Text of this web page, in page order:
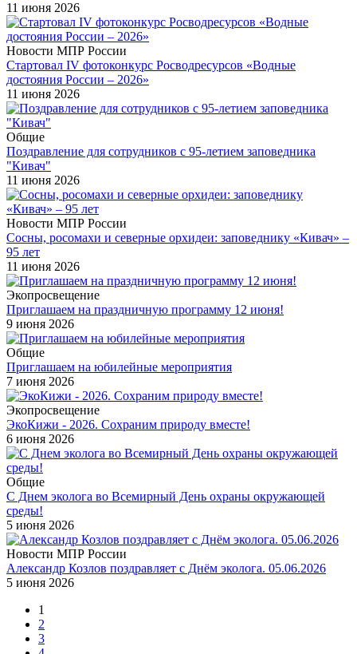
11 июня 2026
Новости МПР России
Стартовал IV фотоконкурс Росводресурсов «Водные
достояния России – 2026»
11 июня 2026
Общие
Поздравление для сотрудников с 95-летием заповедника
"Кивач"
11 июня 2026
Новости МПР России
Сосны, росомахи и северные орхидеи: заповеднику «Кивач» –
95 лет
11 июня 2026
Экопросвещение
Приглашаем на праздничную программу 12 июня!
9 июня 2026
Общие
Приглашаем на юбилейные мероприятия
7 июня 2026
Экопросвещение
ЭкоКижи - 2026. Сохраним природу вместе!
6 июня 2026
Общие
С Днем эколога во Всемирный День охраны окружающей
среды!
5 июня 2026
Новости МПР России
Александр Козлов поздравляет с Днём эколога. 05.06.2026
5 июня 2026
1
2
3